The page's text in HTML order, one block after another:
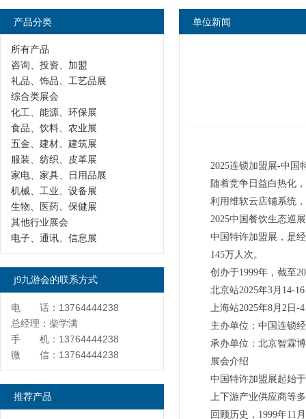
单位新闻
2025连锁加盟展-中国
随着竞争日益白热化
利用维软云店铺系统
2025中国餐饮生态巡
中国特许加盟展，是
145万人次。
创办于1999年，截至
北京站2025年3月
上海站2025年8月
主办单位：中国连锁
承办单位：北京智霖
展会介绍
中国特许加盟展起始
上下游产业供应商等
回顾历史，1999年11
产品分类
所有产品
咨询、投资、加盟
礼品、饰品、工艺品展
综合类展会
化工、能源、环保展
食品、饮料、农业展
五金、建材、建筑展
服装、纺织、皮革展
家电、家具、日用品展
机械、工业、设备展
生物、医药、保健展
其他行业展会
电子、通讯、信息展
j9九游会的联系方式
电 话：13764444238
总经理：柴学满
手 机：13764444238
微 信：13764444238
推荐产品